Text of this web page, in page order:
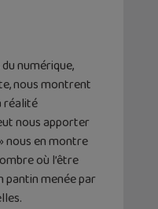
numérique,
nous montrent
réalité
nous apporter
nous en montre
où l’être
pantin menée par